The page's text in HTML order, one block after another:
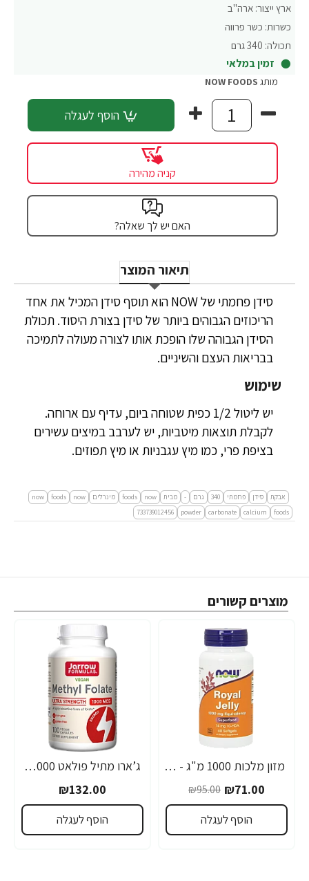
ארץ ייצור: ארה"ב
כשרות: כשר פרווה
תכולה: 340 גרם
זמין במלאי
מותג NOW FOODS
הוסף לעגלה
קניה מהירה
האם יש לך שאלה?
תיאור המוצר
סידן פחמתי של NOW הוא תוסף סידן המכיל את אחד
הריכוזים הגבוהים ביותר של סידן בצורת היסוד. תכולת
הסידן הגבוהה שלו הופכת אותו לצורה מעולה לתמיכה
בבריאות העצם והשיניים.
שימוש
יש ליטול 1/2 כפית שטוחה ביום, עדיף עם ארוחה.
לקבלת תוצאות מיטביות, יש לערבב במיצים עשירים
בציפת פרי, כמו מיץ עגבניות או מיץ תפוזים.
אבקת סידן פחמתי 340 גרם - מבית now
foods מינרלים now
foods
now
foods
calcium
carbonate
powder
733739012456
מוצרים קשורים
-25%
מזון מלכות 1000 מ"ג - 60 כמוסות רכות מבית NOW FOODS
₪71.00
₪95.00
הוסף לעגלה
ג’ארו מתיל פולאט 1000 מק"ג חזק במיוחד - 100 כמוסות - מבית Jarrow Formulas
₪132.00
הוסף לעגלה